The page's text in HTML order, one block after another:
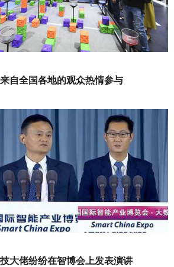
自全国各地的观众热情参与
大佬纷纷在智博会上发表演讲